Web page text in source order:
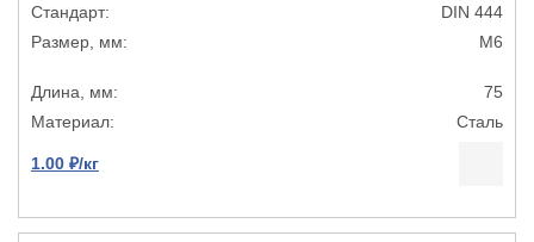
DIN 444
М6
75
Сталь
1.00 ₽/кг